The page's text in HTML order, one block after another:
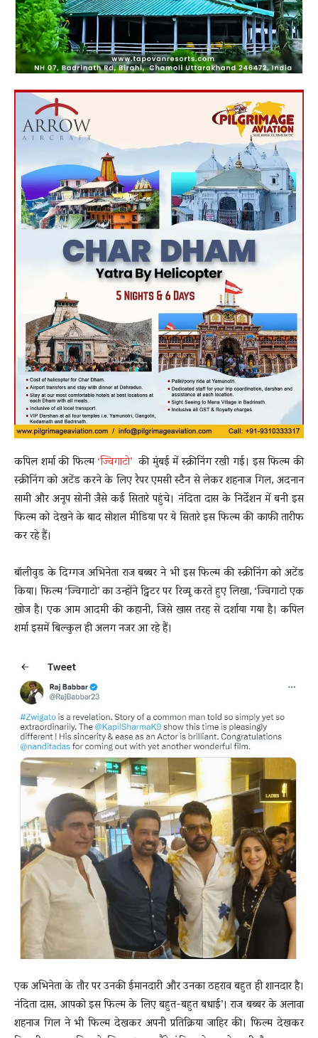
कपिल शर्मा की फिल्म‘ज्विगाटो’ की मुंबई में स्क्रीनिंग रखी गई। इस फिल्म की
स्क्रीनिंग को अटेंड करने के लिए रैपर एमसी स्टैन से लेकर शहनाज गिल, अदनान
सामी और अनूप सोनी जैसे कई सितारे पहुंचे। नंदिता दास के निर्देशन में बनी इस
फिल्म को देखने के बाद सोशल मीडिया पर ये सितारे इस फिल्म की काफी तारीफ
कर रहे हैं।
बॉलीवुड के दिग्गज अभिनेता राज बब्बर ने भी इस फिल्म की स्क्रीनिंग को अटेंड
किया। फिल्म ‘ज्विगाटो’ का उन्होंने ट्विटर पर रिव्यू करते हुए लिखा, ‘ज्विगाटो एक
खोज है। एक आम आदमी की कहानी, जिसे खास तरह से दर्शाया गया है। कपिल
शर्मा इसमें बिल्कुल ही अलग नजर आ रहे हैं।
एक अभिनेता के तौर पर उनकी ईमानदारी और उनका ठहराव बहुत ही शानदार है।
नंदिता दास, आपको इस फिल्म के लिए बहुत-बहुत बधाई’। राज बब्बर के अलावा
शहनाज गिल ने भी फिल्म देखकर अपनी प्रतिक्रिया जाहिर की। फिल्म देखकर